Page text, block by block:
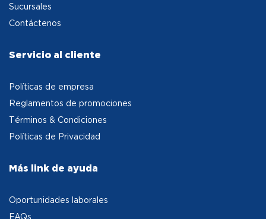
Sucursales
Contáctenos
Servicio al cliente
Políticas de empresa
Reglamentos de promociones
Términos & Condiciones
Políticas de Privacidad
Más link de ayuda
Oportunidades laborales
FAQs